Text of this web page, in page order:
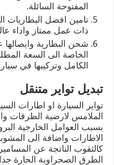
المفتوحة السائلة.
تامين افضل البطاريات
ذات عمل ممتاز واداء
شحن البطارية وايصالها
الخاصة الى السعة
الكامل وتركيبها في
تبديل تواير متنقل
تواير السيارة او اطارات
الملامس لارضية الطرقات
بسبب العوامل الخارجية
الاطارات واضافة الى
كالثقوب الناتجة عن المسامير
الطرق الصحراوية الحارة